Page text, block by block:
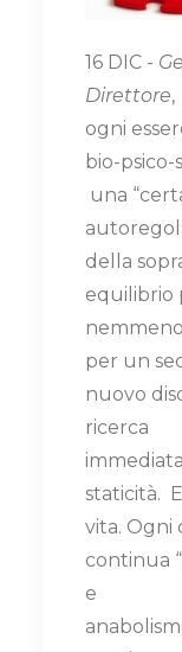
16 DIC -
Direttore,
ogni
bio-
una
della
equilibrio
nemmeno
per un
nuovo
ricerca
staticità.
vita. Ogni
continua
e